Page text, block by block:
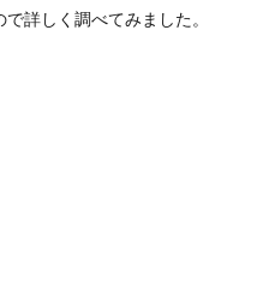
詳しく調べてみました。